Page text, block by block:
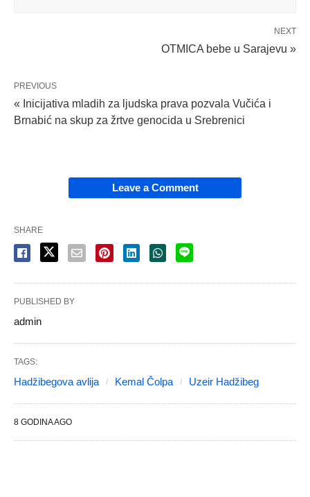
NEXT
OTMICA bebe u Sarajevu »
PREVIOUS
« Inicijativa mladih za ljudska prava pozvala Vučića i
Brnabić na skup za žrtve genocida u Srebrenici
Leave a Comment
SHARE
PUBLISHED BY
admin
TAGS:
Hadžibegova avlija Kemal Čolpa Uzeir Hadžibeg
8 GODINA AGO